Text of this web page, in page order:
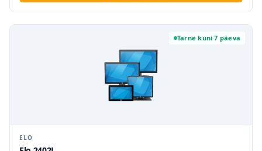
Tarne kuni 7 päeva
ELO